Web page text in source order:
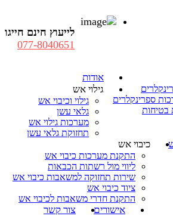
לייעוץ חינם חייגו
077-8040651
ספרינקלרים
בטיחות
אודות
גילוי אש
גילוי וכיבוי אש
גלאי עשן
מערכות גילוי אש
תחזוקת גלאי עשן
כיבוי אש
התקנת מערכות כיבוי אש
ליווי מול רשתות הכבאות
שירות תחזוקה למשאבות כיבוי אש
ציוד כיבוי אש
התקנת חדרי משאבות לכיבוי אש
אישורים צור קשר